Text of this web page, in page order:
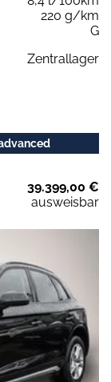
220 g/km
G
Zentrallager
39.399,00 €
ausweisbar